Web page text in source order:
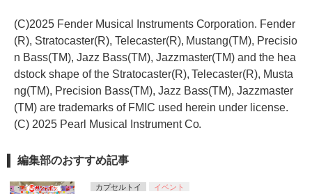
(C)2025 Fender Musical Instruments Corporation. Fender
(R), Stratocaster(R), Telecaster(R), Mustang(TM), Precisio
n Bass(TM), Jazz Bass(TM), Jazzmaster(TM) and the hea
dstock shape of the Stratocaster(R), Telecaster(R), Musta
ng(TM), Precision Bass(TM), Jazz Bass(TM), Jazzmaster
(TM) are trademarks of FMIC used herein under license.
(C) 2025 Pearl Musical Instrument Co.
編集部のおすすめ記事
カプセルトイ イベント